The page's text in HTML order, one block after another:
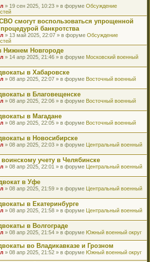
» 19 сен 2025, 10:23 » в форуме Обсуждение
смогут воспользоваться упрощенной
банкротства
» 13 май 2025, 22:07 » в форуме Обсуждение
Нижнем Новгороде
» 14 апр 2025, 21:46 » в форуме Московский военный
в Хабаровске
» 08 апр 2025, 22:07 » в форуме Восточный военный
в Благовещенске
» 08 апр 2025, 22:06 » в форуме Восточный военный
в Магадане
» 08 апр 2025, 22:05 » в форуме Восточный военный
в Новосибирске
» 08 апр 2025, 22:03 » в форуме Центральный военный
учету в Челябинске
» 08 апр 2025, 22:01 » в форуме Центральный военный
в Уфе
» 08 апр 2025, 21:59 » в форуме Центральный военный
в Екатеринбурге
» 08 апр 2025, 21:58 » в форуме Центральный военный
в Волгограде
» 08 апр 2025, 21:54 » в форуме Южный военный округ
во Владикавказе и Грозном
» 08 апр 2025, 21:52 » в форуме Южный военный округ